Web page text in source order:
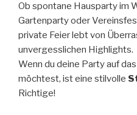
Ob spontane Hausparty im
Gartenparty oder
private Feier lebt von
unvergesslichen Highlights.
Wenn du deine Party auf
möchtest, ist eine stilvolle
Richtige!